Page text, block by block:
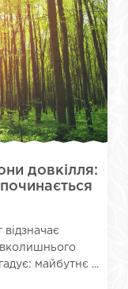
довкілля:
відзначає
майбутнє ...